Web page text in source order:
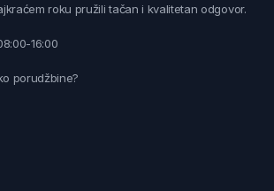
roku pružili tačan i kvalitetan odgovor.
16:00
porudžbine?